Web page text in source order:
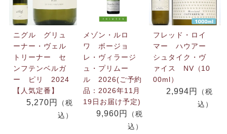
ニグル グリュ
ーナー・ヴェル
トリーナー セ
ンフテンベルガ
ー ピリ 2024
【人気定番】
5,270円
（税
込）
メゾン・ルロ
ワ ボージョ
レ・ヴィラージ
ュ・プリムー
ル 2026(ご予約
品：2026年11月
19日お届け予定)
9,960円
（税
込）
フレッド・ロイ
マー ハウアー
シュタイク・ヴ
ァイス NV（10
00ml）
2,994円
（税
込）